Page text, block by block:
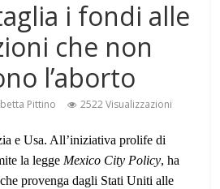
i fondi alle
che non
l’aborto
Pittino 2522 Visualizzazioni
e Usa. All’iniziativa prolife di
la legge Mexico City Policy, ha
provenga dagli Stati Uniti alle